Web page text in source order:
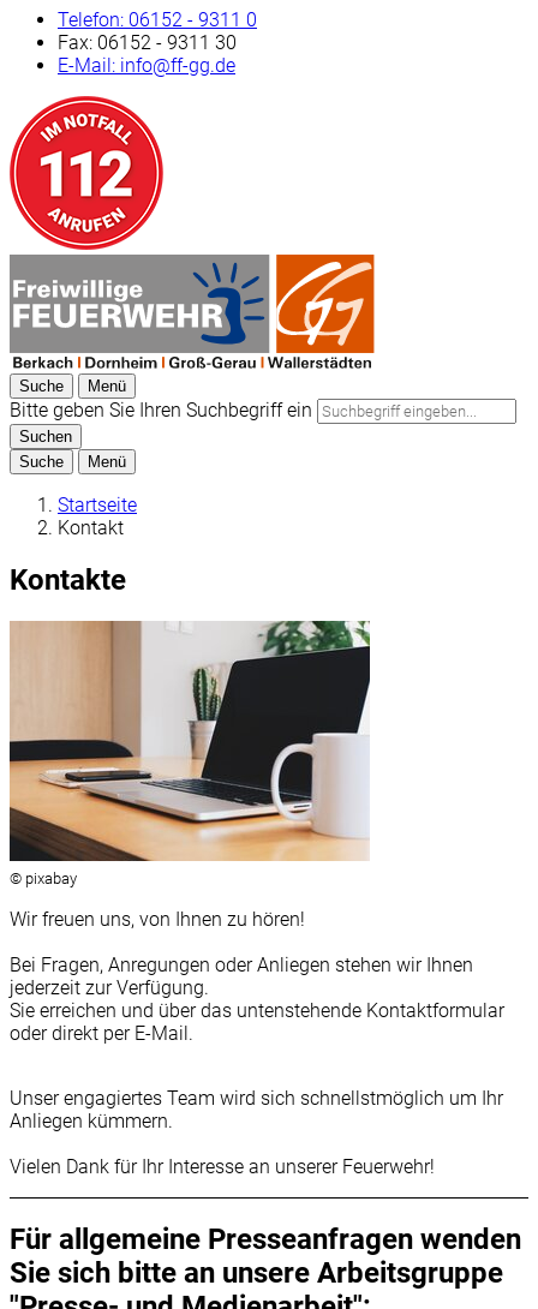
Telefon: 06152 - 9311 0
Fax: 06152 - 9311 30
E-Mail: info@ff-gg.de
Suche Menü
Bitte geben Sie Ihren Suchbegriff ein
Suchen
Suche
Menü
Startseite
Kontakt
Kontakte
© pixabay
Wir freuen uns, von Ihnen zu hören!
Bei Fragen, Anregungen oder Anliegen stehen wir Ihnen
jederzeit zur Verfügung.
Sie erreichen und über das untenstehende Kontaktformular
oder direkt per E-Mail.
Unser engagiertes Team wird sich schnellstmöglich um Ihr
Anliegen kümmern.
Vielen Dank für Ihr Interesse an unserer Feuerwehr!
Für allgemeine Presseanfragen wenden
Sie sich bitte an unsere Arbeitsgruppe